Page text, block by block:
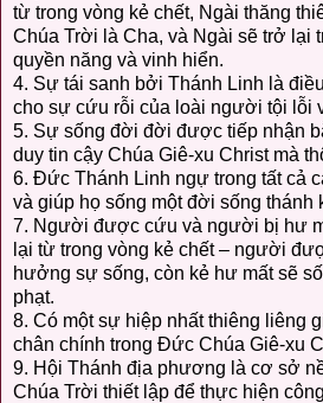
từ trong vòng kẻ chết, Ngài thăng
Chúa Trời là Cha, và Ngài sẽ trở lại
quyền năng và vinh hiển.
4. Sự tái sanh bởi Thánh Linh là
cho sự cứu rỗi của loài người tội lỗi
5. Sự sống đời đời được tiếp nhận
duy tin cậy Chúa Giê-xu Christ mà
6. Đức Thánh Linh ngự trong tất cả
và giúp họ sống một đời sống thánh
7. Người được cứu và người bị hư
lại từ trong vòng kẻ chết – người
hưởng sự sống, còn kẻ hư mất sẽ
phạt.
8. Có một sự hiệp nhất thiêng liêng
chân chính trong Đức Chúa Giê-xu
9. Hội Thánh địa phương là cơ sở
Chúa Trời thiết lập để thực hiện